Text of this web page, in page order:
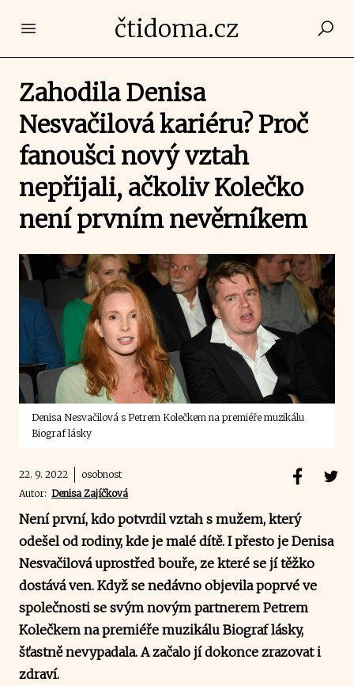
Open main menučtidoma.cz
Zahodila Denisa
Nesvačilová kariéru? Proč
fanoušci nový vztah
nepřijali, ačkoliv Kolečko
není prvním nevěrníkem
Denisa Nesvačilová s Petrem Kolečkem na premiéře muzikálu
Biograf lásky
22. 9. 2022
osobnost
Autor: Denisa Zajíčková
Není první, kdo potvrdil vztah s mužem, který
odešel od rodiny, kde je malé dítě. I přesto je Denisa
Nesvačilová uprostřed bouře, ze které se jí těžko
dostává ven. Když se nedávno objevila poprvé ve
společnosti se svým novým partnerem Petrem
Kolečkem na premiéře muzikálu Biograf lásky,
šťastně nevypadala. A začalo jí dokonce zrazovat i
zdraví.